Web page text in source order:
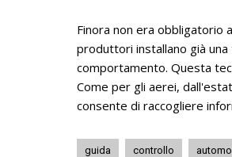
Finora non era obbligatorio
produttori installano già
comportamento. Questa
Come per gli aerei,
consente di raccogliere
guida controllo